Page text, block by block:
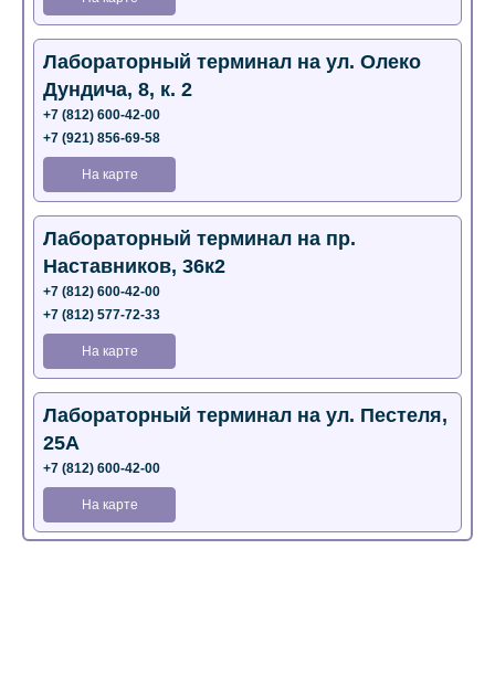
Лабораторный терминал на ул. Олеко
Дундича, 8, к. 2
+7 (812) 600-42-00
+7 (921) 856-69-58
На карте
Лабораторный терминал на пр.
Наставников, 36к2
+7 (812) 600-42-00
+7 (812) 577-72-33
На карте
Лабораторный терминал на ул. Пестеля,
25А
+7 (812) 600-42-00
На карте